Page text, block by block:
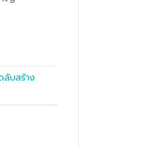
ลับสร้าง